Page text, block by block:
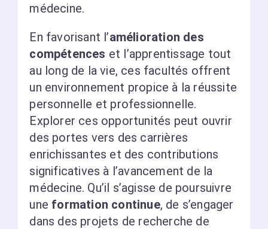
médecine.
En favorisant l’amélioration des
compétences et l’apprentissage tout
au long de la vie, ces facultés offrent
un environnement propice à la réussite
personnelle et professionnelle.
Explorer ces opportunités peut ouvrir
des portes vers des carrières
enrichissantes et des contributions
significatives à l’avancement de la
médecine. Qu’il s’agisse de poursuivre
une formation continue, de s’engager
dans des projets de recherche de